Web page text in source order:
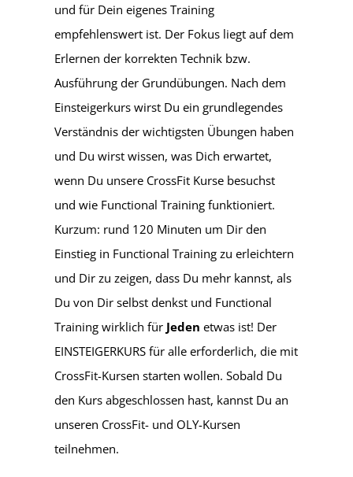
und für Dein eigenes Training
empfehlenswert ist. Der Fokus liegt auf dem
Erlernen der korrekten Technik bzw.
Ausführung der Grundübungen. Nach dem
Einsteigerkurs wirst Du ein grundlegendes
Verständnis der wichtigsten Übungen haben
und Du wirst wissen, was Dich erwartet,
wenn Du unsere CrossFit Kurse besuchst
und wie Functional Training funktioniert.
Kurzum: rund 120 Minuten um Dir den
Einstieg in Functional Training zu erleichtern
und Dir zu zeigen, dass Du mehr kannst, als
Du von Dir selbst denkst und Functional
Training wirklich für Jeden etwas ist! Der
EINSTEIGERKURS für alle erforderlich, die mit
CrossFit-Kursen starten wollen. Sobald Du
den Kurs abgeschlossen hast, kannst Du an
unseren CrossFit- und OLY-Kursen
teilnehmen.